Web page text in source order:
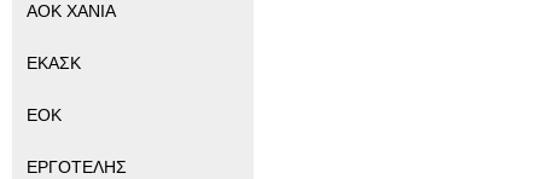
ΑΟΚ ΧΑΝΙΑ
ΕΚΑΣΚ
ΕΟΚ
ΕΡΓΟΤΕΛΗΣ